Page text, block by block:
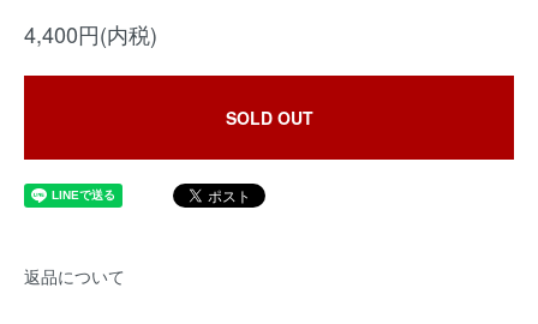
4,400円(内税)
SOLD OUT
返品について